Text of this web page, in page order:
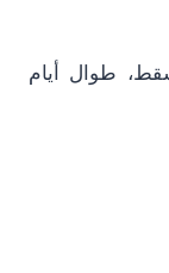
طوال أيام